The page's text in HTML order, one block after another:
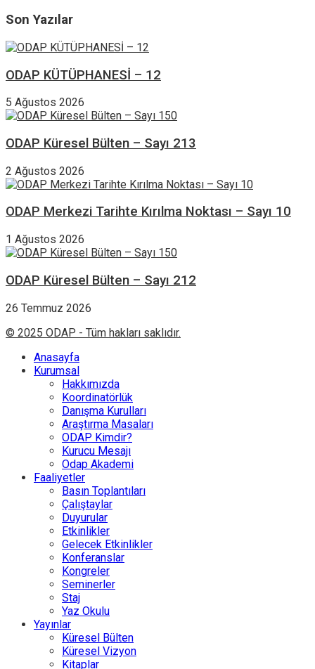
Son Yazılar
ODAP KÜTÜPHANESİ – 12
5 Ağustos 2026
ODAP Küresel Bülten – Sayı 213
2 Ağustos 2026
ODAP Merkezi Tarihte Kırılma Noktası – Sayı 10
1 Ağustos 2026
ODAP Küresel Bülten – Sayı 212
26 Temmuz 2026
© 2025 ODAP - Tüm hakları saklıdır.
Anasayfa
Kurumsal
Hakkımızda
Koordinatörlük
Danışma Kurulları
Araştırma Masaları
ODAP Kimdir?
Kurucu Mesajı
Odap Akademi
Faaliyetler
Basın Toplantıları
Çalıştaylar
Duyurular
Etkinlikler
Gelecek Etkinlikler
Konferanslar
Kongreler
Seminerler
Staj
Yaz Okulu
Yayınlar
Küresel Bülten
Küresel Vizyon
Kitaplar